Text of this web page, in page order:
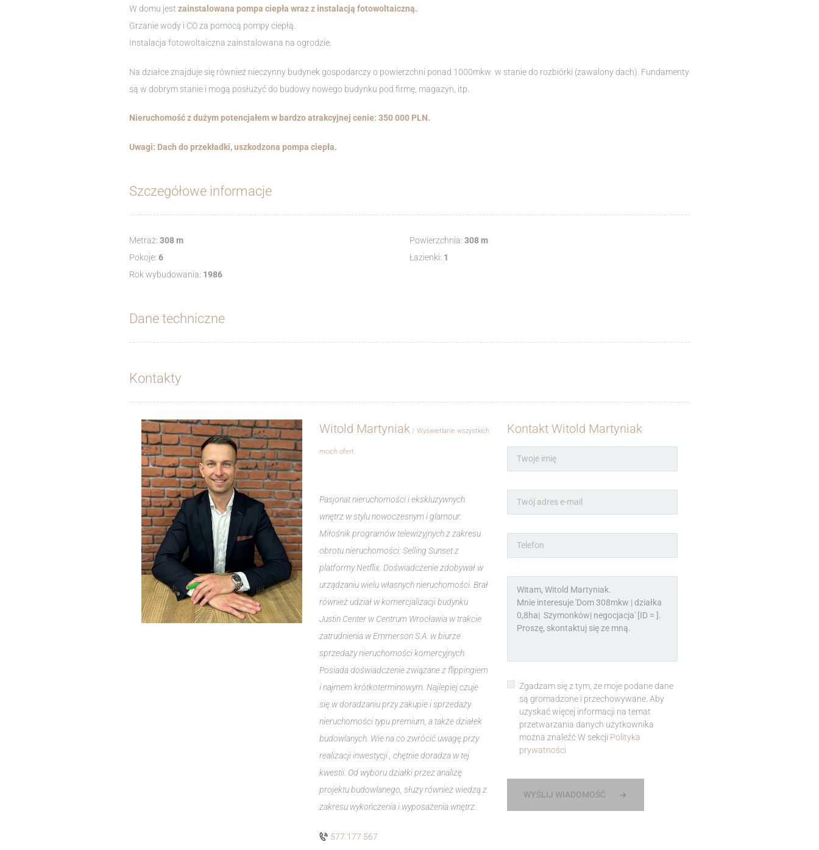
W domu jest zainstalowana pompa ciepła wraz z instalacją fotowoltaiczną.
Grzanie wody i CO za pomocą pompy ciepłą.
Instalacja fotowoltaiczna zainstalowana na ogrodzie.
Na działce znajduje się również nieczynny budynek gospodarczy o powierzchni ponad 1000mkw w stanie do rozbiórki (zawalony dach). Fundamenty
są w dobrym stanie i mogą posłużyć do budowy nowego budynku pod firmę, magazyn, itp.
Nieruchomość z dużym potencjałem w bardzo atrakcyjnej cenie: 350 000 PLN.
Uwagi: Dach do przekładki, uszkodzona pompa ciepła.
Szczegółowe informacje
Metraż: 308 m Powierzchnia: 308 m
Pokoje: 6 Łazienki: 1
Rok wybudowania: 1986
Dane techniczne
Kontakty
Witold Martyniak Wyświetlanie wszystkich
moich ofert
Pasjonat nieruchomości i ekskluzywnych
wnętrz w stylu nowoczesnym i glamour.
Miłośnik programów telewizyjnych z zakresu
obrotu nieruchomości: Selling Sunset z
platformy Netflix. Doświadczenie zdobywał w
urządzaniu wielu własnych nieruchomości. Brał
również udział w komercjalizacji budynku
Justin Center w Centrum Wrocławia w trakcie
zatrudnienia w Emmerson S.A. w biurze
sprzedaży nieruchomości komercyjnych.
Posiada doświadczenie związane z flippingiem
i najmem krótkoterminowym. Najlepiej czuje
się w doradzaniu przy zakupie i sprzedaży
nieruchomości typu premium, a także działek
budowlanych. Wie na co zwrócić uwagę przy
realizacji inwestycji , chętnie doradza w tej
kwestii. Od wyboru działki przez analizę
projektu budowlanego, służy również wiedzą z
zakresu wykończenia i wyposażenia wnętrz.
577 177 567
Kontakt Witold Martyniak
Zgadzam się z tym, że moje podane dane
są gromadzone i przechowywane. Aby
uzyskać więcej informacji na temat
przetwarzania danych użytkownika
można znaleźć W sekcji Polityka
prywatności
WYŚLIJ WIADOMOŚĆ